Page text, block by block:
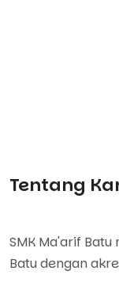
Tentang
SMK Ma'arif
Batu dengan